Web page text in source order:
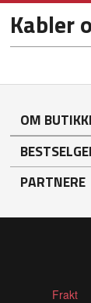
Kabler
OM
PARTNERE
Frakt